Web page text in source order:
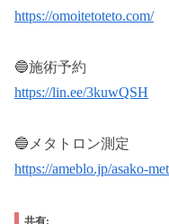
https://omoitetoteto.com/
🔵施術予約
https://lin.ee/3kuwQSH
🔵メタトロン測定
https://ameblo.jp/asako-
共有: